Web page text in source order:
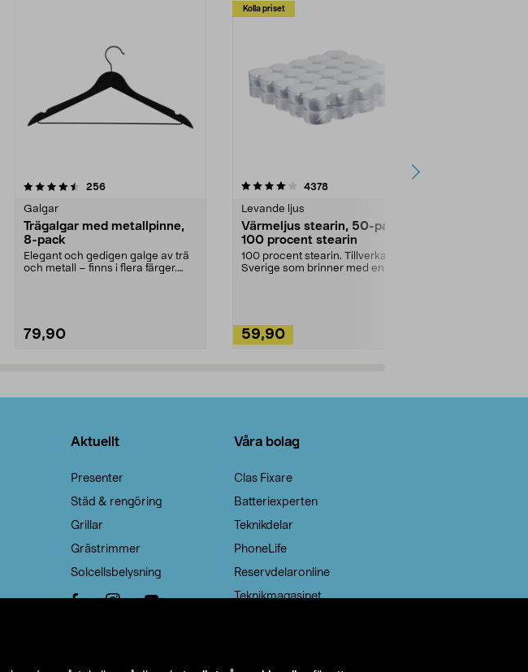
256recensioner
Galgar
Trägalgar med metallpinne,
8-pack
Elegant och gedigen galge av trä
och metall – finns i flera färger.
79,90
Kolla priset
4.0av 5 stjärnor 4378recensioner
Levande ljus
Värmeljus stearin, 50-pack,
100 procent stearin
100 procent stearin. Tillverkade i
Sverige som brinner med en
59,90
4.5av 5 stjärnor
Aktuellt
Presenter
Städ & rengöring
Grillar
Grästrimmer
Solcellsbelysning
Våra bolag
Clas Fixare
Batteriexperten
Teknikdelar
PhoneLife
Reservdelaronline
Teknikmagasinet